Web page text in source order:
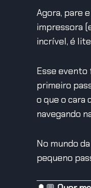
Agora, pare
impressora
incrível, é
Esse evento
primeiro
o que o cara
navegando
No mundo
pequeno